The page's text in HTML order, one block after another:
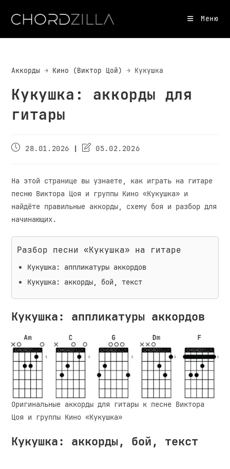
Меню
Аккорды Кино (Виктор Цой) Кукушка
Кукушка: аккорды для
гитары
Дата28.01.2026
Дата05.02.2026
На этой странице вы узнаете, как играть на гитаре
песню Виктора Цоя и группы Кино «Кукушка» и
найдёте правильные аккорды, схему боя и разбор для
начинающих.
Разбор песни «Кукушка» на гитаре
Кукушка: аппликатуры аккордов
Кукушка: аккорды, бой, текст
Кукушка: аппликатуры аккордов
Оригинальные аккорды для гитары к песне Виктора
Цоя и группы Кино «Кукушка»
Кукушка: аккорды, бой, текст